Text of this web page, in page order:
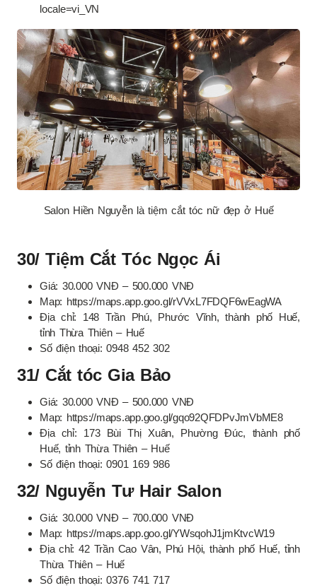
locale=vi_VN
Salon Hiền Nguyễn là tiệm cắt tóc nữ đẹp ở Huế
30/ Tiệm Cắt Tóc Ngọc Ái
Giá: 30.000 VNĐ – 500.000 VNĐ
Map: https://maps.app.goo.gl/rVVxL7FDQF6wEagWA
Địa chỉ: 148 Trần Phú, Phước Vĩnh, thành phố Huế,
tỉnh Thừa Thiên – Huế
Số điện thoại: 0948 452 302
31/ Cắt tóc Gia Bảo
Giá: 30.000 VNĐ – 500.000 VNĐ
Map: https://maps.app.goo.gl/gqo92QFDPvJmVbME8
Địa chỉ: 173 Bùi Thị Xuân, Phường Đúc, thành phố
Huế, tỉnh Thừa Thiên – Huế
Số điện thoại: 0901 169 986
32/ Nguyễn Tư Hair Salon
Giá: 30.000 VNĐ – 700.000 VNĐ
Map: https://maps.app.goo.gl/YWsqohJ1jmKtvcW19
Địa chỉ: 42 Trần Cao Vân, Phú Hội, thành phố Huế, tỉnh
Thừa Thiên – Huế
Số điện thoại: 0376 741 717